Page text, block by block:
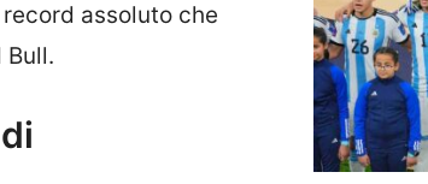
assoluto che
Bull.